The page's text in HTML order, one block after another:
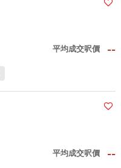
平均成交呎價
--
平均成交呎價
--